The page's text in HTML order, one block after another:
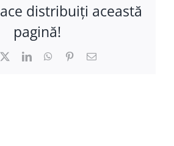
distribuiţi această
pagină!
LinkedInWhatsApp
Pinterest
E-